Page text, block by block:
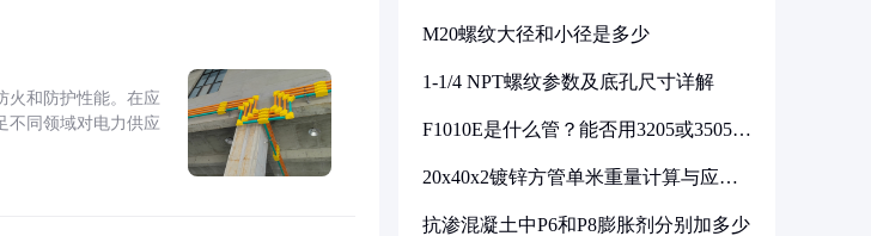
火和防护性能。在应
不同领域对电力供应
M20螺纹大径和小径是多少
1-1/4 NPT螺纹参数及底孔尺寸详解
F1010E是什么管？能否用3205或3505代
20x40x2镀锌方管单米重量计算与应用
抗渗混凝土中P6和P8膨胀剂分别加多少